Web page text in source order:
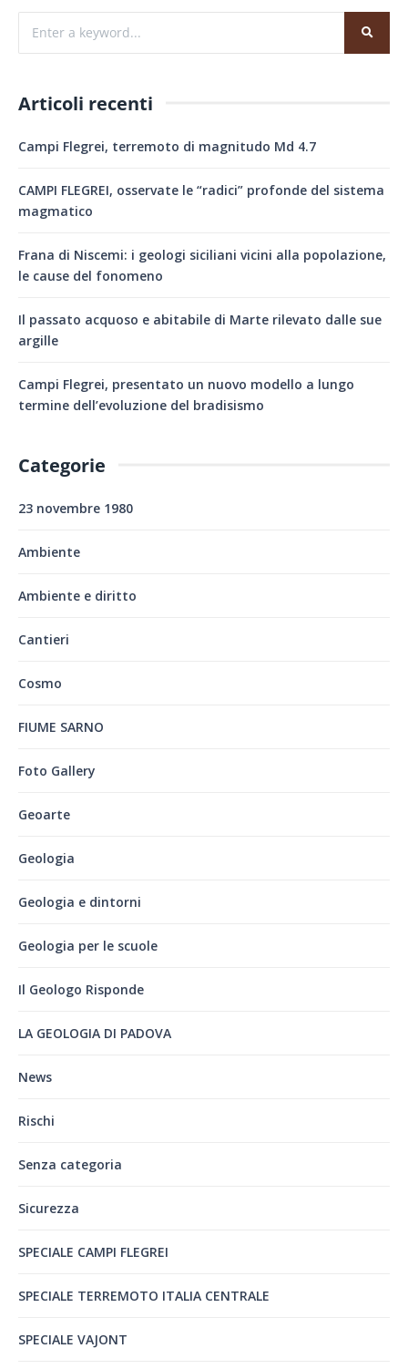
Articoli recenti
Campi Flegrei, terremoto di magnitudo Md 4.7
CAMPI FLEGREI, osservate le “radici” profonde del sistema
magmatico
Frana di Niscemi: i geologi siciliani vicini alla popolazione,
le cause del fonomeno
Il passato acquoso e abitabile di Marte rilevato dalle sue
argille
Campi Flegrei, presentato un nuovo modello a lungo
termine dell’evoluzione del bradisismo
Categorie
23 novembre 1980
Ambiente
Ambiente e diritto
Cantieri
Cosmo
FIUME SARNO
Foto Gallery
Geoarte
Geologia
Geologia e dintorni
Geologia per le scuole
Il Geologo Risponde
LA GEOLOGIA DI PADOVA
News
Rischi
Senza categoria
Sicurezza
SPECIALE CAMPI FLEGREI
SPECIALE TERREMOTO ITALIA CENTRALE
SPECIALE VAJONT